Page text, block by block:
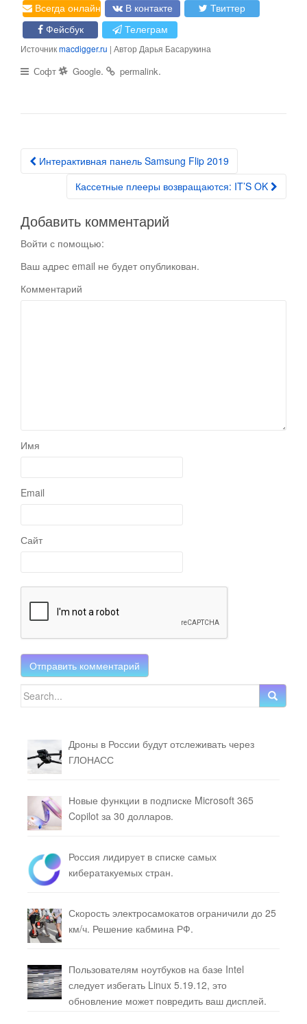
Всегда онлайн
В контакте
Твиттер
Фейсбук
Телеграм
Источникmacdigger.ru | Автор Дарья Басарукина
Софт Google. permalink.
Post navigation
Интерактивная панель Samsung Flip 2019
Кассетные плееры возвращаются: IT’S OK
Добавить комментарий
Войти с помощью:
Ваш адрес email не будет опубликован.
Комментарий
Имя
Email
Сайт
Search for:
Дроны в России будут отслеживать через
ГЛОНАСС
Новые функции в подписке Microsoft 365
Copilot за 30 долларов.
Россия лидирует в списке самых
кибератакуемых стран.
Скорость электросамокатов ограничили до 25
км/ч. Решение кабмина РФ.
Пользователям ноутбуков на базе Intel
следует избегать Linux 5.19.12, это
обновление может повредить ваш дисплей.